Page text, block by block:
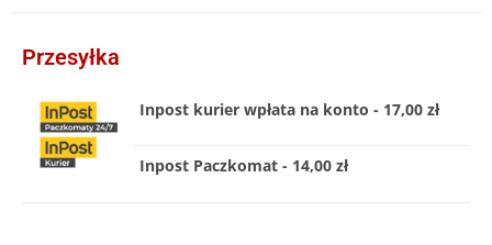
Przesyłka
Inpost kurier wpłata na konto - 17,00 zł
Inpost Paczkomat - 14,00 zł